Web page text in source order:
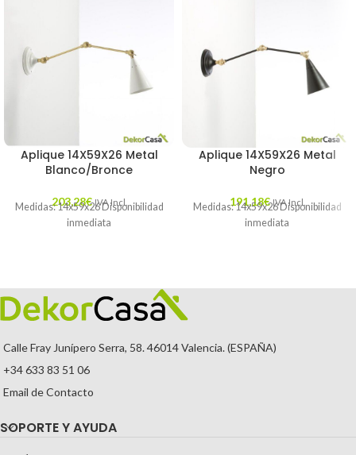
Aplique 14X59X26 Metal
Blanco/Bronce
203,28€ IVA Incl.
Medidas: 14x59x26 Disponibilidad
inmediata
Aplique 14X59X26 Metal
Negro
191,18€ IVA Incl.
Medidas: 14x59x26 Disponibilidad
inmediata
Calle Fray Junípero Serra, 58. 46014 Valencia. (ESPAÑA)
+34 633 83 51 06
Email de Contacto
SOPORTE Y AYUDA